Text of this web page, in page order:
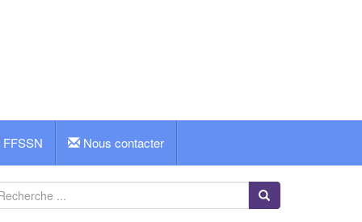
FFSSN Nous contacter